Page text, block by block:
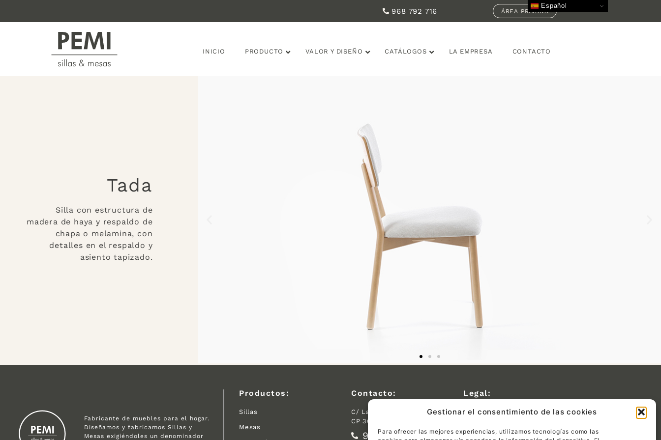
Gestionar el consentimiento de las cookies
Para ofrecer las mejores experiencias, utilizamos tecnologías como las
968 792 716 ÁREA PRIVADA
INICIO PRODUCTO VALOR Y DISEÑO CATÁLOGOS LA EMPRESA CONTACTO
Tada
Silla con estructura de
madera de haya y respaldo de
chapa o melamina, con
detalles en el respaldo y
asiento tapizado.
Fabricante de muebles para el hogar.
Diseñamos y fabricamos Sillas y
Mesas exigiéndoles un denominador
Productos:
Sillas
Mesas
Contacto:
C/ Las Tejeras S/N.
CP 30510 Yecla (Murcia)
968 792 716
Legal:
Política de privacidad
Español